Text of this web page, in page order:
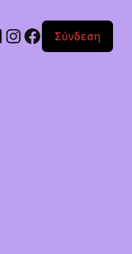
Instagram
Facebook
Σύνδεση